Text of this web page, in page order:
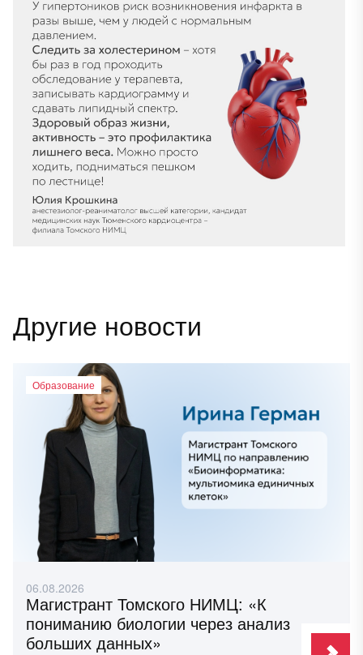
Другие новости
Образование
06.08.2026
Магистрант Томского НИМЦ: «К
пониманию биологии через анализ
больших данных»